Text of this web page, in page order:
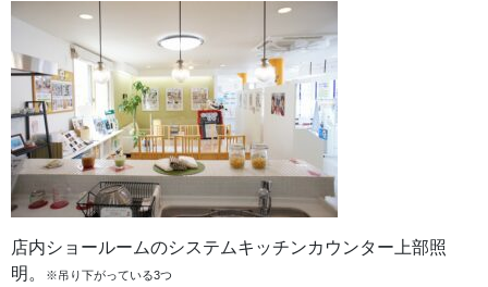
店内ショールームのシステムキッチンカウンター上部照
明。
※吊り下がっている3つ